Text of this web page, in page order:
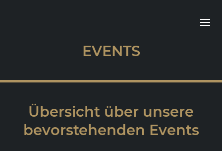
EVENTS
Übersicht über unsere
bevorstehenden Events